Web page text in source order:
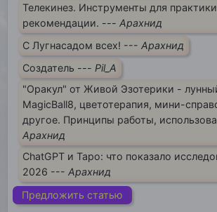
Телекинез. Инструменты для
рекомендации. --- Арахнид
С Лугнасадом всех! --- Арахнид
Создатель --- Pil_A
"Оракул" от Живой Эзотерики -
MagicBall8, цветотерапия, мини-
другое. Принципы работы,
Арахнид
ChatGPT и Таро: что показало
2026 --- Арахнид
Предложить статью